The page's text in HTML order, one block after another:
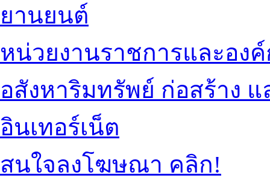
ยานยนต์
หน่วยงานราชการและอง
อสังหาริมทรัพย์ ก่อสร้าง
อินเทอร์เน็ต
สนใจลงโฆษณา คลิก!